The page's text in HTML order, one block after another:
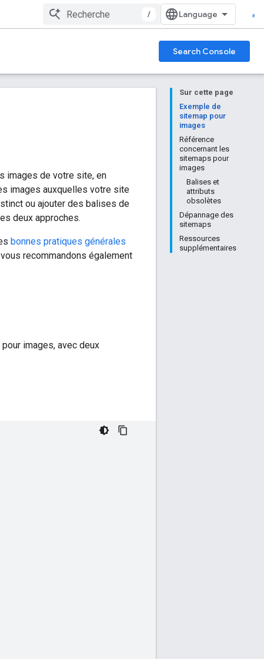
/
Search Console
Sur cette page
Exemple de
sitemap pour
images
Référence
concernant les
sitemaps pour
images
Balises et
attributs
obsolètes
Dépannage des
sitemaps
Ressources
supplémentaires
images de votre site, en
images auxquelles votre site
ou ajouter des balises de
deux approches.
bonnes pratiques générales
recommandons également
images, avec deux